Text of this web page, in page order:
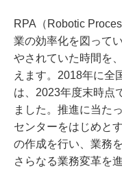
RPA（Robotic
業の効率化を図って
やされていた時間を
えます。2018年に全
は、2023年度末時点
ました。推進に当た
センターをはじめと
の作成を行い、業務
さらなる業務変革を